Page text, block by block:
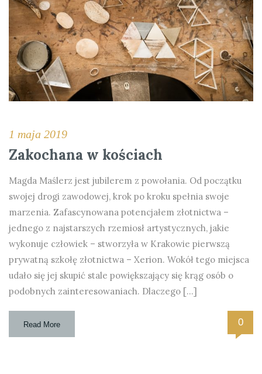
1 maja 2019
Zakochana w kościach
Magda Maślerz jest jubilerem z powołania. Od początku
swojej drogi zawodowej, krok po kroku spełnia swoje
marzenia. Zafascynowana potencjałem złotnictwa –
jednego z najstarszych rzemiosł artystycznych, jakie
wykonuje człowiek – stworzyła w Krakowie pierwszą
prywatną szkołę złotnictwa – Xerion. Wokół tego miejsca
udało się jej skupić stale powiększający się krąg osób o
podobnych zainteresowaniach. Dlaczego […]
Read More 0